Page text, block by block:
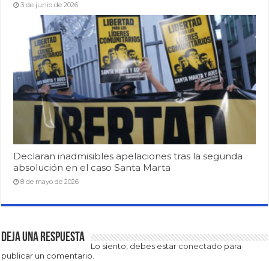
3 de junio de 2026
Declaran inadmisibles apelaciones tras la segunda
absolución en el caso Santa Marta
8 de mayo de 2026
Deja una respuesta
Lo siento, debes estar conectado para
publicar un comentario.